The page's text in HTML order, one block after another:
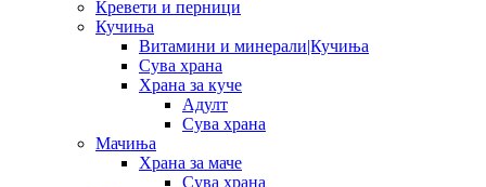
Кревети и перници
Кучиња
Витамини и минерали|Кучиња
Сува храна
Храна за куче
Адулт
Сува храна
Мачиња
Храна за маче
Сува храна